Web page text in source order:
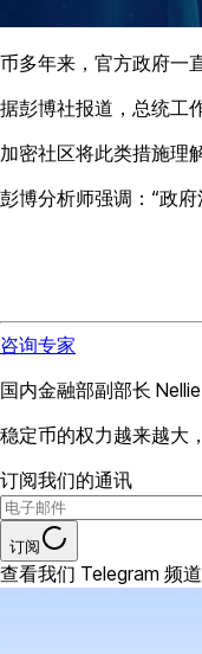
币多年来，官方政府一
据彭博社报道，总统工
加密社区将此类措施理
彭博分析师强调：“政
咨询专家
国内金融部副部长
稳定币的权力越来越大
订阅我们的通讯
订阅
查看我们 Telegram 频